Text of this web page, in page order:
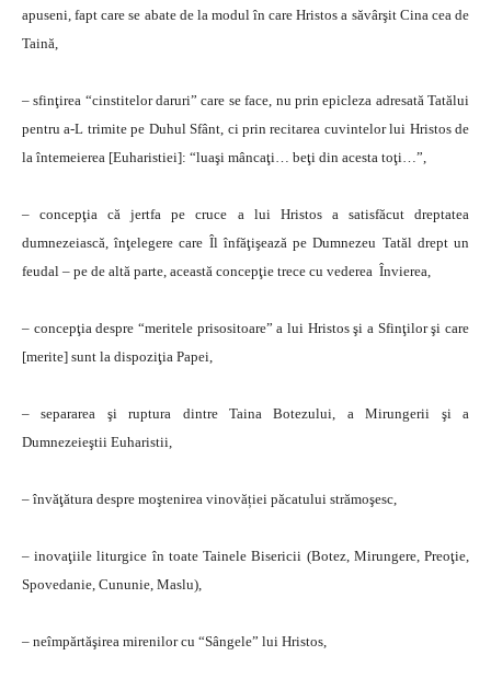
apuseni, fapt care se abate de la modul în care Hristos a săvârşit Cina cea de
Taină,
– sfinţirea “cinstitelor daruri” care se face, nu prin epicleza adresată Tatălui
pentru a-L trimite pe Duhul Sfânt, ci prin recitarea cuvintelor lui Hristos de
la întemeierea [Euharistiei]: “luaşi mâncaţi… beţi din acesta toţi…”,
– concepţia că jertfa pe cruce a lui Hristos a satisfăcut dreptatea
dumnezeiască, înţelegere care Îl înfăţişează pe Dumnezeu Tatăl drept un
feudal – pe de altă parte, această concepţie trece cu vederea Învierea,
– concepţia despre “meritele prisositoare” a lui Hristos şi a Sfinţilor şi care
[merite] sunt la dispoziţia Papei,
– separarea şi ruptura dintre Taina Botezului, a Mirungerii şi a
Dumnezeieştii Euharistii,
– învăţătura despre moştenirea vinovăției păcatului strămoşesc,
– inovaţiile liturgice în toate Tainele Bisericii (Botez, Mirungere, Preoţie,
Spovedanie, Cununie, Maslu),
– neîmpărtăşirea mirenilor cu “Sângele” lui Hristos,